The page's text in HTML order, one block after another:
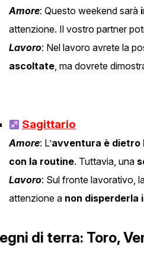
Amore: Questo weekend sarà
attenzione. Il vostro partner
Lavoro: Nel lavoro avrete la
ascoltate, ma dovrete
Sagittario
Amore: L’avventura è dietro
con la routine. Tuttavia, una
Lavoro: Sul fronte lavorativo,
attenzione a non disperderla
di terra: Toro,